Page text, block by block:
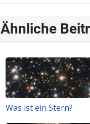
Ähnliche
Was ist ein Stern?